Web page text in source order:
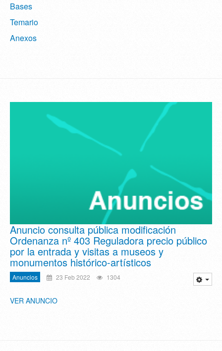
Bases
Temario
Anexos
Anuncio consulta pública modificación
Ordenanza nº 403 Reguladora precio público
por la entrada y visitas a museos y
monumentos histórico-artísticos
Anuncios 23 Feb 2022 1304
VER ANUNCIO